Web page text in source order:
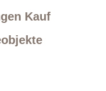
Kauf